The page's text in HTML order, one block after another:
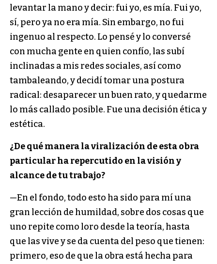
levantar la mano y decir: fui yo, es mía. Fui yo,
sí, pero ya no era mía. Sin embargo, no fui
ingenuo al respecto. Lo pensé y lo conversé
con mucha gente en quien confío, las subí
inclinadas a mis redes sociales, así como
tambaleando, y decidí tomar una postura
radical: desaparecer un buen rato, y quedarme
lo más callado posible. Fue una decisión ética y
estética.
¿De qué manera la viralización de esta obra
particular ha repercutido en la visión y
alcance de tu trabajo?
—En el fondo, todo esto ha sido para mí una
gran lección de humildad, sobre dos cosas que
uno repite como loro desde la teoría, hasta
que las vive y se da cuenta del peso que tienen:
primero, eso de que la obra está hecha para